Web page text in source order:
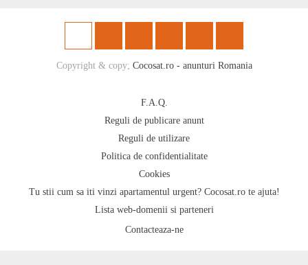
Copyright & copy; Cocosat.ro - anunturi Romania
F.A.Q.
Reguli de publicare anunt
Reguli de utilizare
Politica de confidentialitate
Cookies
Tu stii cum sa iti vinzi apartamentul urgent? Cocosat.ro te ajuta!
Lista web-domenii si parteneri
Contacteaza-ne